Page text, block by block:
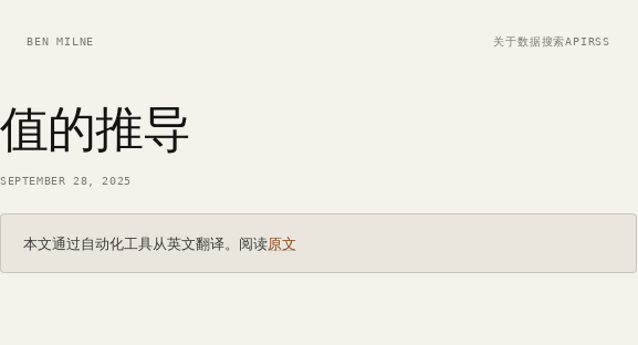
BEN MILNE 关于数据搜索APIRSS
值的推导
SEPTEMBER 28, 2025
本文通过自动化工具从英文翻译。阅读原文